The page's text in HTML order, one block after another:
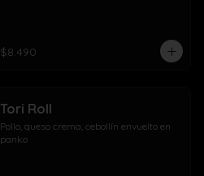
$8.490
Tori Roll
Pollo, queso crema, cebollín envuelto en
panko